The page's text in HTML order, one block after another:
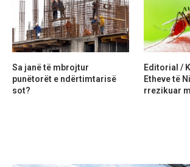
Sa janë të mbrojtur
punëtorët e ndërtimtarisë
sot?
Editorial /
Etheve të
rrezikuar